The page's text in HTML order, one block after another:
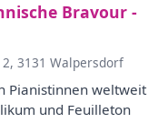
Bravour -
3131 Walpersdorf
Pianistinnen weltweit
und Feuilleton